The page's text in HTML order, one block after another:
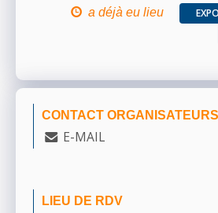
a déjà eu lieu
CONTACT ORGANISATEURS
E-MAIL
LIEU DE RDV